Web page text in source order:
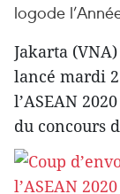
logode
Jakarta
lancé mardi
l’ASEAN
du concours